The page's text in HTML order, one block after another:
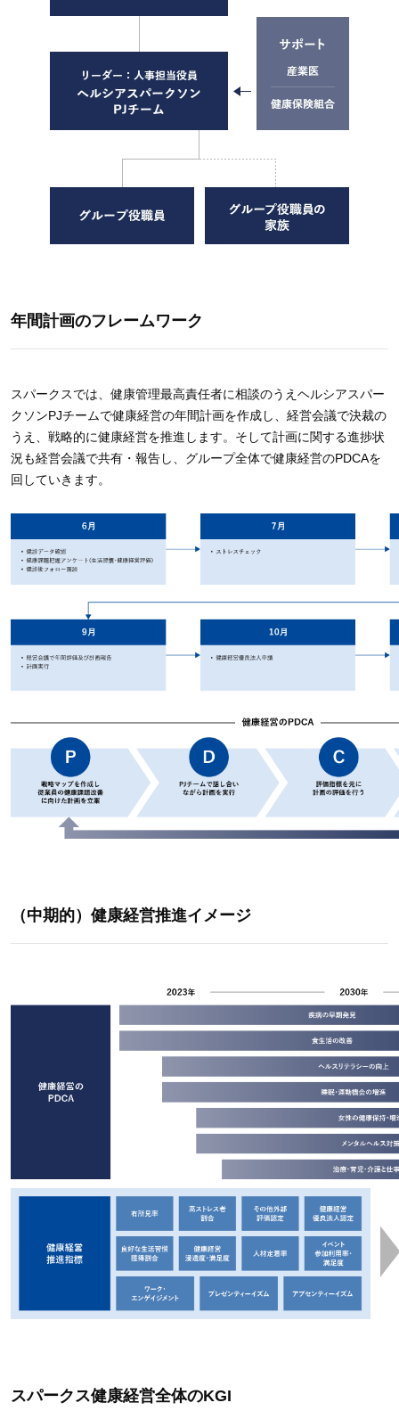
年間計画のフレームワーク
スパークスでは、健康管理最高責任者に相談のうえヘルシアスパー
クソンPJチームで健康経営の年間計画を作成し、経営会議で決裁の
うえ、戦略的に健康経営を推進します。そして計画に関する進捗状
況も経営会議で共有・報告し、グループ全体で健康経営のPDCAを
回していきます。​
（中期的）健康経営推進イメージ
スパークス健康経営全体のKGI